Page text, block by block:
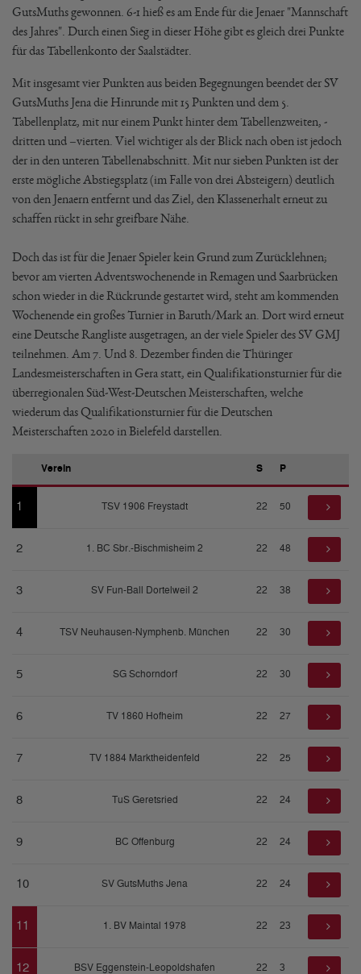
GutsMuths gewonnen. 6-1 hieß es am Ende für die Jenaer "Mannschaft
des Jahres". Durch einen Sieg in dieser Höhe gibt es gleich drei Punkte
für das Tabellenkonto der Saalstädter.
Mit insgesamt vier Punkten aus beiden Begegnungen beendet der SV
GutsMuths Jena die Hinrunde mit 15 Punkten und dem 5.
Tabellenplatz, mit nur einem Punkt hinter dem Tabellenzweiten, -
dritten und –vierten. Viel wichtiger als der Blick nach oben ist jedoch
der in den unteren Tabellenabschnitt. Mit nur sieben Punkten ist der
erste mögliche Abstiegsplatz (im Falle von drei Absteigern) deutlich
von den Jenaern entfernt und das Ziel, den Klassenerhalt erneut zu
schaffen rückt in sehr greifbare Nähe.
Doch das ist für die Jenaer Spieler kein Grund zum Zurücklehnen;
bevor am vierten Adventswochenende in Remagen und Saarbrücken
schon wieder in die Rückrunde gestartet wird, steht am kommenden
Wochenende ein großes Turnier in Baruth/Mark an. Dort wird erneut
eine Deutsche Rangliste ausgetragen, an der viele Spieler des SV GMJ
teilnehmen. Am 7. Und 8. Dezember finden die Thüringer
Landesmeisterschaften in Gera statt, ein Qualifikationsturnier für die
überregionalen Süd-West-Deutschen Meisterschaften, welche
wiederum das Qualifikationsturnier für die Deutschen
Meisterschaften 2020 in Bielefeld darstellen.
Verein S P
1 TSV 1906 Freystadt 22 50
2 1. BC Sbr.-Bischmisheim 2 22 48
3 SV Fun-Ball Dortelweil 2 22 38
4 TSV Neuhausen-Nymphenb. München 22 30
5 SG Schorndorf 22 30
6 TV 1860 Hofheim 22 27
7 TV 1884 Marktheidenfeld 22 25
8 TuS Geretsried 22 24
9 BC Offenburg 22 24
10 SV GutsMuths Jena 22 24
11 1. BV Maintal 1978 22 23
12 BSV Eggenstein-Leopoldshafen 22 3